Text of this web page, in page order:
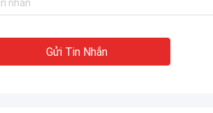
Gửi Tin Nhắn